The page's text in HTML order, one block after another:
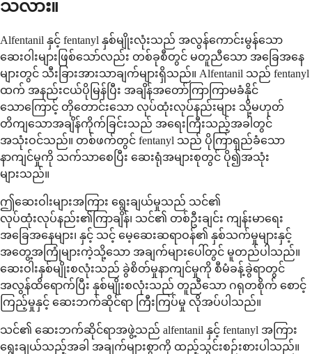
သလား။
Alfentanil နှင့် fentanyl နှစ်မျိုးလုံးသည် အလွန်ကောင်းမွန်သော
ဆေးဝါးများဖြစ်သော်လည်း တစ်ခုစီတွင် မတူညီသော အခြေအနေ
များတွင် သီးခြားအားသာချက်များရှိသည်။ Alfentanil သည် fentanyl
ထက် အနည်းငယ်ပိုမြန်ပြီး အချိန်အတော်ကြာကြာမခံနိုင်
သောကြောင့် တိုတောင်းသော လုပ်ထုံးလုပ်နည်းများ သို့မဟုတ်
တိကျသောအချိန်ကိုက်ခြင်းသည် အရေးကြီးသည့်အခါတွင်
အသုံးဝင်သည်။ တစ်ဖက်တွင် fentanyl သည် ပိုကြာရှည်ခံသော
နာကျင်မှုကို သက်သာစေပြီး ဆေးရုံအများစုတွင် ပို၍အသုံး
များသည်။
ဤဆေးဝါးများအကြား ရွေးချယ်မှုသည် သင်၏
လုပ်ထုံးလုပ်နည်း၏ကြာချိန်၊ သင်၏ တစ်ဦးချင်း ကျန်းမာရေး
အခြေအနေများ၊ နှင့် သင့် မေ့ဆေးဆရာဝန်၏ နှစ်သက်မှုများနှင့်
အတွေ့အကြုံများကဲ့သို့သော အချက်များပေါ်တွင် မူတည်ပါသည်။
ဆေးဝါးနှစ်မျိုးစလုံးသည် ခွဲစိတ်မှုနာကျင်မှုကို စီမံခန့်ခွဲရာတွင်
အလွန်ထိရောက်ပြီး နှစ်မျိုးစလုံးသည် တူညီသော ဂရုတစိုက် စောင့်
ကြည့်မှုနှင့် ဆေးဘက်ဆိုင်ရာ ကြီးကြပ်မှု လိုအပ်ပါသည်။
သင်၏ ဆေးဘက်ဆိုင်ရာအဖွဲ့သည် alfentanil နှင့် fentanyl အကြား
ရွေးချယ်သည့်အခါ အချက်များစွာကို ထည့်သွင်းစဉ်းစားပါသည်။